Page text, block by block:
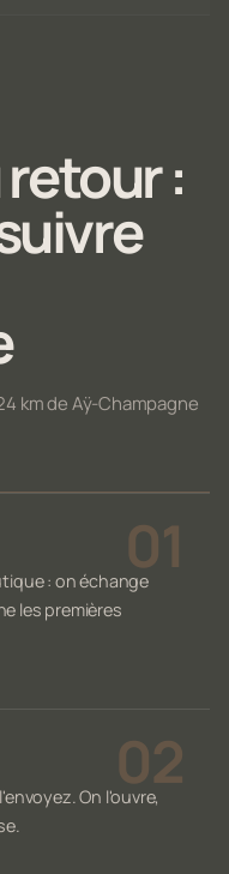
:
km de Aÿ-Champagne
: on échange
les premières
On l'ouvre,